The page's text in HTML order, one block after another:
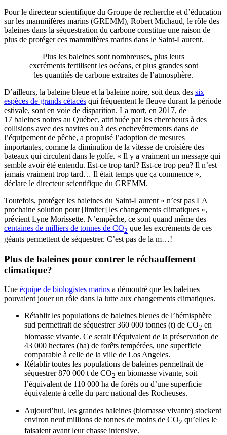
Pour le directeur scientifique du Groupe de recherche et d’éducation
sur les mammifères marins (GREMM), Robert Michaud, le rôle des
baleines dans la séquestration du carbone constitue une raison de
plus de protéger ces mammifères marins dans le Saint-Laurent.
Plus les baleines sont nombreuses, plus leurs
excréments fertilisent les océans, et plus grandes sont
les quantités de carbone extraites de l’atmosphère.
D’ailleurs, la baleine bleue et la baleine noire, soit deux des six
espèces de grands cétacés qui fréquentent le fleuve durant la période
estivale, sont en voie de disparition. La mort, en 2017, de
17 baleines noires au Québec, attribuée par les chercheurs à des
collisions avec des navires ou à des enchevêtrements dans de
l’équipement de pêche, a propulsé l’adoption de mesures
importantes, comme la diminution de la vitesse de croisière des
bateaux qui circulent dans le golfe. « Il y a vraiment un message qui
semble avoir été entendu. Est-ce trop tard? Est-ce trop peu? Il n’est
jamais vraiment trop tard… Il était temps que ça commence »,
déclare le directeur scientifique du GREMM.
Toutefois, protéger les baleines du Saint-Laurent « n’est pas LA
prochaine solution pour [limiter] les changements climatiques »,
prévient Lyne Morissette. N’empêche, ce sont quand même des
centaines de milliers de tonnes de CO2 que les excréments de ces
géants permettent de séquestrer. C’est pas de la m…!
Plus de baleines pour contrer le réchauffement
climatique?
Une équipe de biologistes marins a démontré que les baleines
pouvaient jouer un rôle dans la lutte aux changements climatiques.
Rétablir les populations de baleines bleues de l’hémisphère
sud permettrait de séquestrer 360 000 tonnes (t) de CO2 en
biomasse vivante. Ce serait l’équivalent de la préservation de
43 000 hectares (ha) de forêts tempérées, une superficie
comparable à celle de la ville de Los Angeles.
Rétablir toutes les populations de baleines permettrait de
séquestrer 870 000 t de CO2 en biomasse vivante, soit
l’équivalent de 110 000 ha de forêts ou d’une superficie
équivalente à celle du parc national des Rocheuses.
Aujourd’hui, les grandes baleines (biomasse vivante) stockent
environ neuf millions de tonnes de moins de CO2 qu’elles le
faisaient avant leur chasse intensive.